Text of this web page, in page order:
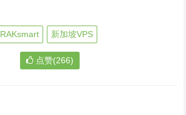
RAKsmart 新加坡VPS
点赞(266)